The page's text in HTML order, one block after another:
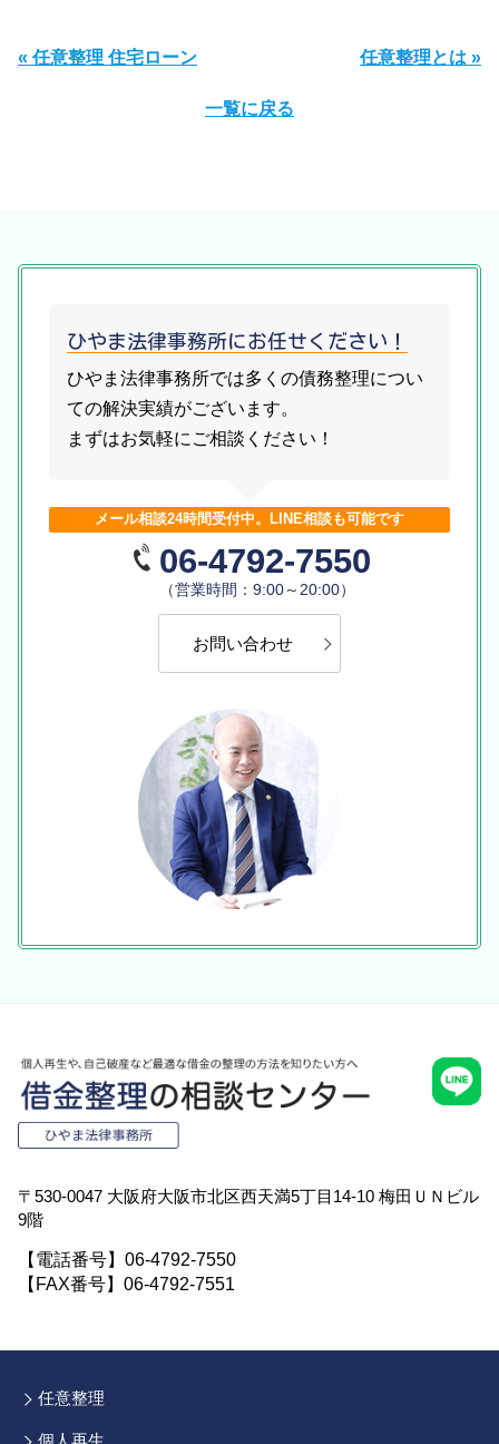
« 任意整理 住宅ローン 任意整理とは »
一覧に戻る
ひやま法律事務所にお任せください！
ひやま法律事務所では多くの債務整理につい
ての解決実績がございます。
まずはお気軽にご相談ください！
メール相談24時間受付中。LINE相談も可能です
06-4792-7550
（営業時間：9:00～20:00）
お問い合わせ
〒530-0047 大阪府大阪市北区西天満5丁目14-10 梅田ＵＮビル
9階
【電話番号】06-4792-7550
【FAX番号】06-4792-7551
任意整理